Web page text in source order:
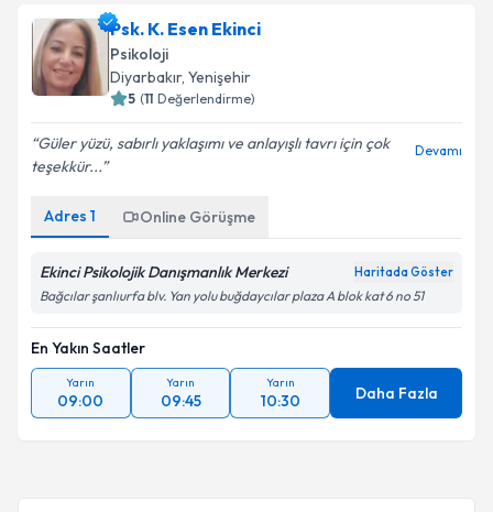
bilgilendireceğiz.
E-posta Adresiniz
Kişisel verilerimin işlenmesine ilişkin
kapsamda işlenmesini kabul ediyorum.
Takvim Talebini Gönder
Psk. K. Esen Ekinci
Psikoloji
Diyarbakır, Yenişehir
5 (11 Değerlendirme)
Güler yüzü, sabırlı yaklaşımı ve anlayışlı tavrı için çok
teşekkür...
Devamı
Adres 1 Online Görüşme
Ekinci Psikolojik Danışmanlık Merkezi Haritada Göster
Bağcılar şanlıurfa blv. Yan yolu buğdaycılar plaza A blok kat 6 no 51
En Yakın Saatler
Yarın
09:00
Yarın
09:45
Yarın
10:30 Daha Fazla